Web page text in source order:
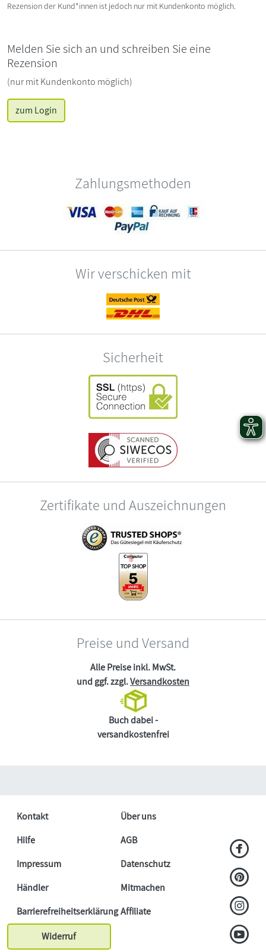
Rezension der Kund*innen ist jedoch nur mit Kundenkonto möglich.
Melden Sie sich an und schreiben Sie eine
Rezension
(nur mit Kundenkonto möglich)
zum Login
Zahlungsmethoden
Wir verschicken mit
Sicherheit
Zertifikate und Auszeichnungen
Preise und Versand
Alle Preise inkl. MwSt.
und ggf. zzgl.Versandkosten
Buch dabei -
versandkostenfrei
Kontakt
Über uns
Hilfe
AGB
Impressum
Datenschutz
Händler
Mitmachen
BarrierefreiheitserklärungAffiliate
Widerruf